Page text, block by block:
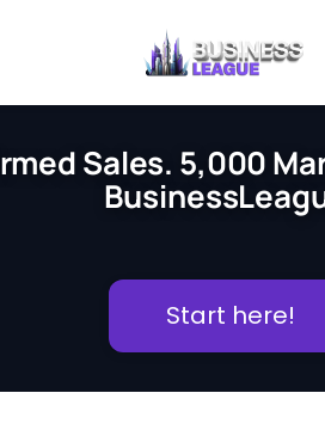
Sales. 5,000
Start here!